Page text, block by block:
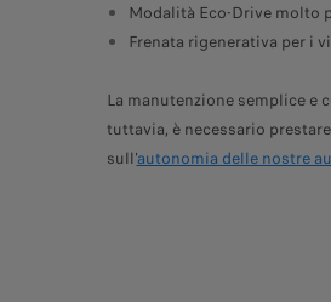
Modalità Eco-Drive molto
Frenata rigenerativa per i
La manutenzione semplice e
tuttavia, è necessario
sull'autonomia delle nostre